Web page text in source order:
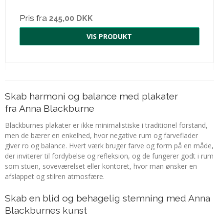
Pris fra 245,00 DKK
VIS PRODUKT
Skab harmoni og balance med plakater
fra Anna Blackburne
Blackburnes plakater er ikke minimalistiske i traditionel forstand,
men de bærer en enkelhed, hvor negative rum og farveflader
giver ro og balance. Hvert værk bruger farve og form på en måde,
der inviterer til fordybelse og refleksion, og de fungerer godt i rum
som stuen, soveværelset eller kontoret, hvor man ønsker en
afslappet og stilren atmosfære.
Skab en blid og behagelig stemning med Anna
Blackburnes kunst